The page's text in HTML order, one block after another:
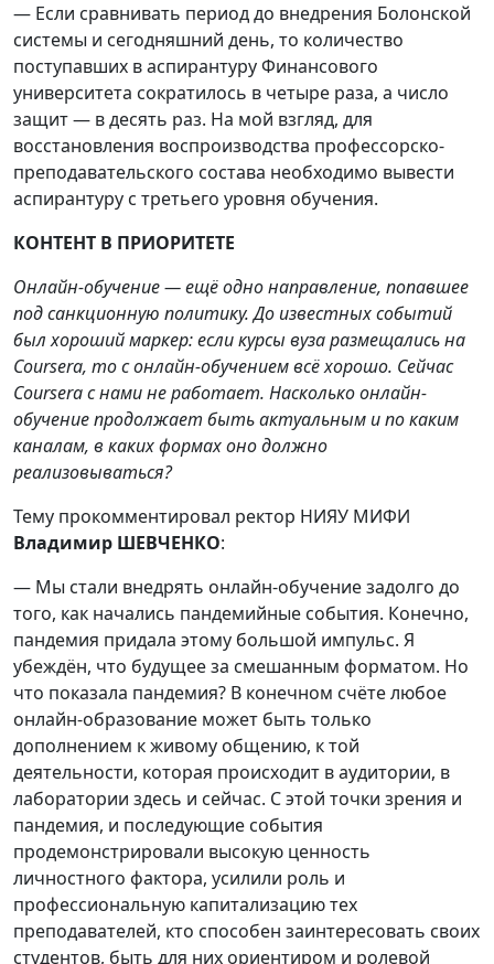
— Если сравнивать период до внедрения Болонской
системы и сегодняшний день, то количество
поступавших в аспирантуру Финансового
университета сократилось в четыре раза, а число
защит — в десять раз. На мой взгляд, для
восстановления воспроизводства профессорско-
преподавательского состава необходимо вывести
аспирантуру с третьего уровня обучения.
КОНТЕНТ В ПРИОРИТЕТЕ
Онлайн-обучение — ещё одно направление, попавшее
под санкционную политику. До известных событий
был хороший маркер: если курсы вуза размещались на
Coursera, то с онлайн-обучением всё хорошо. Сейчас
Coursera с нами не работает. Насколько онлайн-
обучение продолжает быть актуальным и по каким
каналам, в каких формах оно должно
реализовываться?
Тему прокомментировал ректор НИЯУ МИФИ
Владимир ШЕВЧЕНКО:
— Мы стали внедрять онлайн-обучение задолго до
того, как начались пандемийные события. Конечно,
пандемия придала этому большой импульс. Я
убеждён, что будущее за смешанным форматом. Но
что показала пандемия? В конечном счёте любое
онлайн-образование может быть только
дополнением к живому общению, к той
деятельности, которая происходит в аудитории, в
лаборатории здесь и сейчас. С этой точки зрения и
пандемия, и последующие события
продемонстрировали высокую ценность
личностного фактора, усилили роль и
профессиональную капитализацию тех
преподавателей, кто способен заинтересовать своих
студентов, быть для них ориентиром и ролевой